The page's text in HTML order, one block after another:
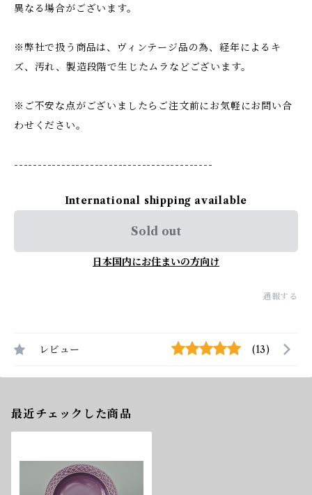
異なる場合がございます。
※弊社で扱う商品は、ヴィンテージ品の為、経年によるキ
ズ、汚れ、製造段階で生じたムラなどございます。
※ご不安な点がございましたらご注文前にお気軽にお問い合
わせください。
------------------------------------------
International shipping available
Sold out
日本国内にお住まいの方向け
通報する
レビュー (13)
最近チェックした商品